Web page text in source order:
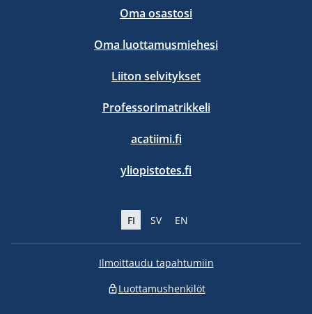
Oma osastosi
Oma luottamusmiehesi
Liiton selvitykset
Professorimatrikkeli
acatiimi.fi
yliopistotes.fi
FI SV EN
Ilmoittaudu tapahtumiin
Luottamushenkilöt